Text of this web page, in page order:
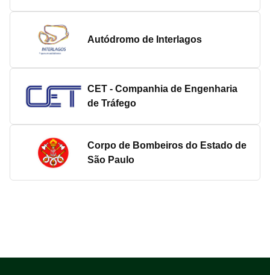
Autódromo de Interlagos
CET - Companhia de Engenharia
de Tráfego
Corpo de Bombeiros do Estado de
São Paulo